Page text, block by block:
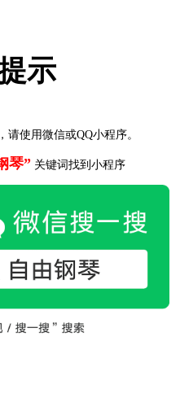
示
请使用微信或QQ小程序。
琴” 关键词找到小程序